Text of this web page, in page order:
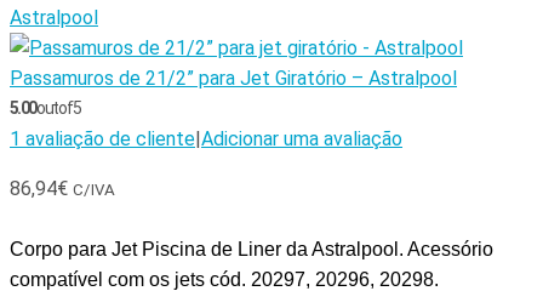
Astralpool
Passamuros de 21/2” para Jet Giratório – Astralpool
5.00out of 5
1 avaliação de cliente|Adicionar uma avaliação
86,94€ C/IVA
Corpo para Jet Piscina de Liner da Astralpool. Acessório
compatível com os jets cód. 20297, 20296, 20298.